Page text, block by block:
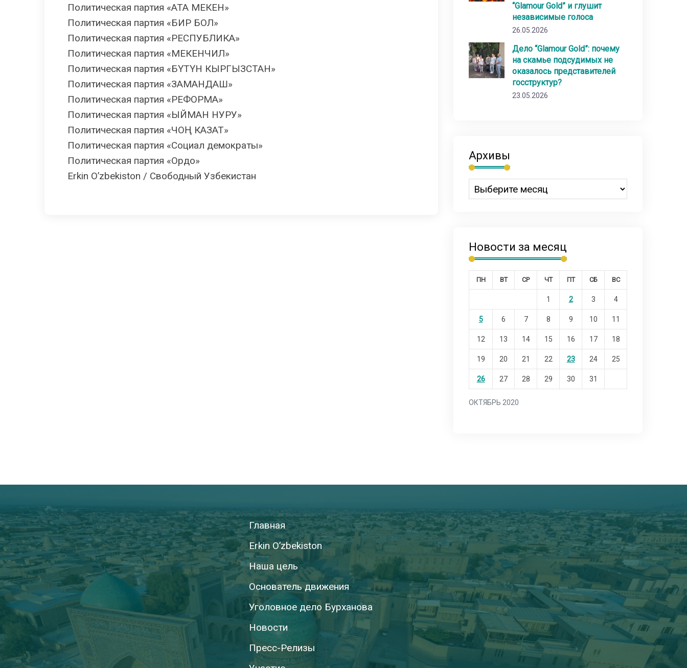
Политическая партия «АТА МЕКЕН»
Политическая партия «БИР БОЛ»
Политическая партия «РЕСПУБЛИКА»
Политическая партия «МЕКЕНЧИЛ»
Политическая партия «БҮТҮН КЫРГЫЗСТАН»
Политическая партия «ЗАМАНДАШ»
Политическая партия «РЕФОРМА»
Политическая партия «ЫЙМАН НУРУ»
Политическая партия «ЧОҢ КАЗАТ»
Политическая партия «Социал демократы»
Политическая партия «Ордо»
Erkin O’zbekiston / Свободный Узбекистан
“Glamour Gold” и глушит
независимые голоса
26.05.2026
Дело “Glamour Gold”: почему
на скамье подсудимых не
оказалось представителей
госструктур?
23.05.2026
Архивы
Новости за месяц
ОКТЯБРЬ 2020
ПН ВТ СР ЧТ ПТ СБ ВС
1 2 3 4
5 6 7 8 9 10 11
12 13 14 15 16 17 18
19 20 21 22 23 24 25
26 27 28 29 30 31
Главная
Erkin O’zbekiston
Наша цель
Основатель движения
Уголовное дело Бурханова
Новости
Пресс-Релизы